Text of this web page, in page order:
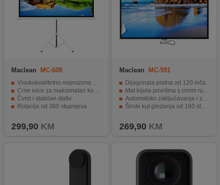
Maclean MC-608
Visokokvalitetno neprozirno platno
Crne ivice za maksimalan kontrast
Čvrst i stabilan stativ
Rotacija od 360 stupnjeva
299,90 KM
Maclean MC-591
Dijagonala platna od 120 inča.
Mat bijela površina s crnim rubom.
Automatsko zaključavanje i zatvaranje kutije.
Široki kut gledanja od 160 stupnjeva.
269,90 KM